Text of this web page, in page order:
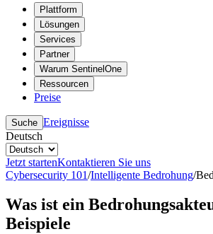
Plattform
Lösungen
Services
Partner
Warum SentinelOne
Ressourcen
Preise
Suche Ereignisse
Deutsch
Jetzt startenKontaktieren Sie uns
Cybersecurity 101/Intelligente Bedrohung/
Was ist ein
Beispiele